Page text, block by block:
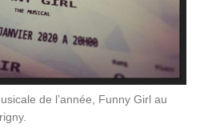
de l’année, Funny Girl au